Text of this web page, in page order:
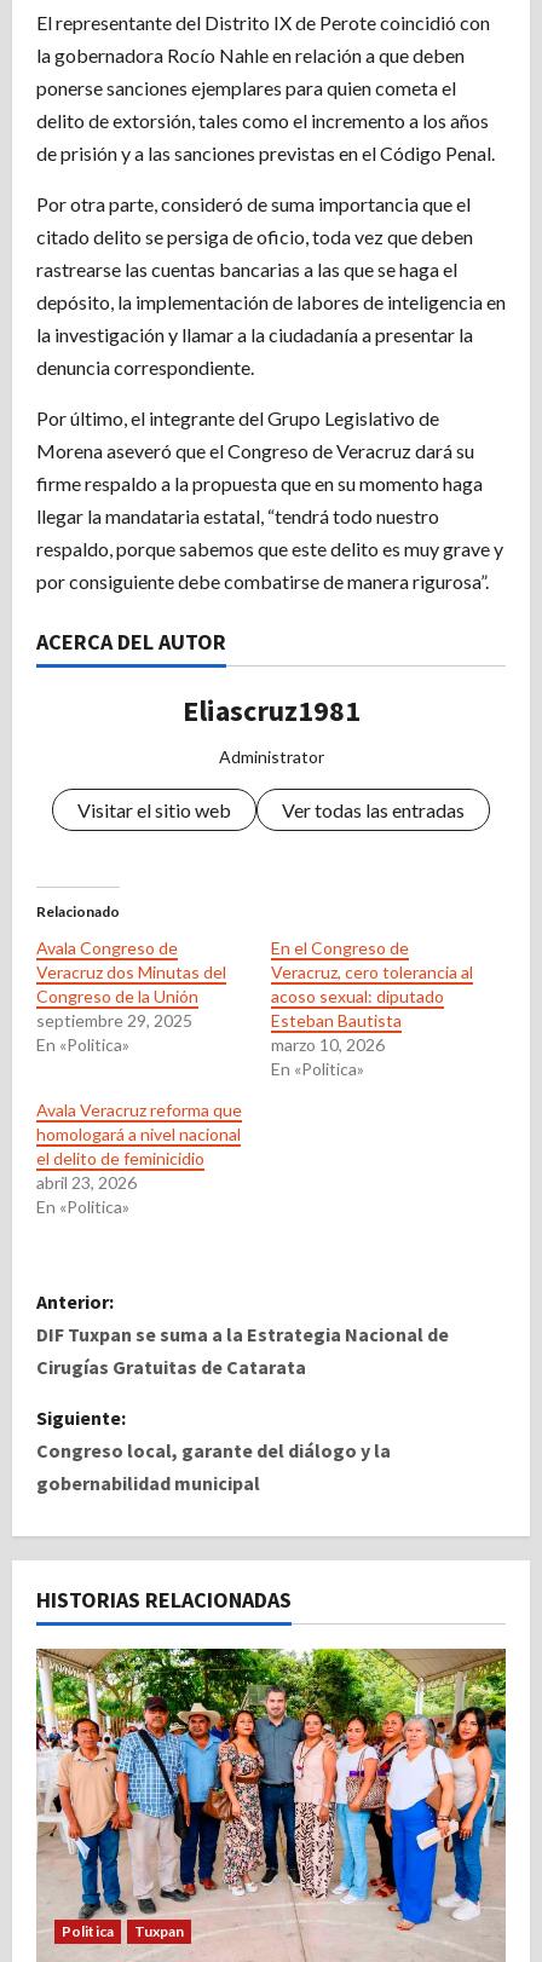
El representante del Distrito IX de Perote coincidió con
la gobernadora Rocío Nahle en relación a que deben
ponerse sanciones ejemplares para quien cometa el
delito de extorsión, tales como el incremento a los años
de prisión y a las sanciones previstas en el Código Penal.
Por otra parte, consideró de suma importancia que el
citado delito se persiga de oficio, toda vez que deben
rastrearse las cuentas bancarias a las que se haga el
depósito, la implementación de labores de inteligencia en
la investigación y llamar a la ciudadanía a presentar la
denuncia correspondiente.
Por último, el integrante del Grupo Legislativo de
Morena aseveró que el Congreso de Veracruz dará su
firme respaldo a la propuesta que en su momento haga
llegar la mandataria estatal, “tendrá todo nuestro
respaldo, porque sabemos que este delito es muy grave y
por consiguiente debe combatirse de manera rigurosa”.
ACERCA DEL AUTOR
Eliascruz1981
Administrator
Visitar el sitio web Ver todas las entradas
Relacionado
Avala Congreso de
Veracruz dos Minutas del
Congreso de la Unión
septiembre 29, 2025
En «Politica»
En el Congreso de
Veracruz, cero tolerancia al
acoso sexual: diputado
Esteban Bautista
marzo 10, 2026
En «Politica»
Avala Veracruz reforma que
homologará a nivel nacional
el delito de feminicidio
abril 23, 2026
En «Politica»
N
a
e
g
a
c
i
ó
n
d
e
e
n
Anterior:
DIF Tuxpan se suma a la Estrategia Nacional de
Cirugías Gratuitas de Catarata
Siguiente:
Congreso local, garante del diálogo y la
gobernabilidad municipal
HISTORIAS RELACIONADAS
Politica Tuxpan